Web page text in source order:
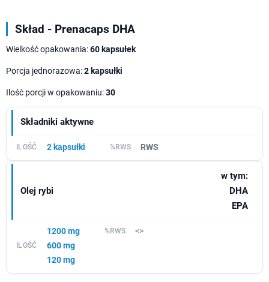
Skład - Prenacaps DHA
Wielkość opakowania:60 kapsułek
Porcja jednorazowa:2 kapsułki
Ilość porcji w opakowaniu:30
Składniki aktywne
2 kapsułki RWS
Olej rybi
w tym:
DHA
EPA
1200 mg
600 mg
120 mg
<>